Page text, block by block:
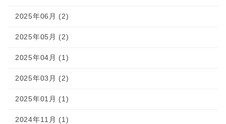
2025年06月 (2)
2025年05月 (2)
2025年04月 (1)
2025年03月 (2)
2025年01月 (1)
2024年11月 (1)